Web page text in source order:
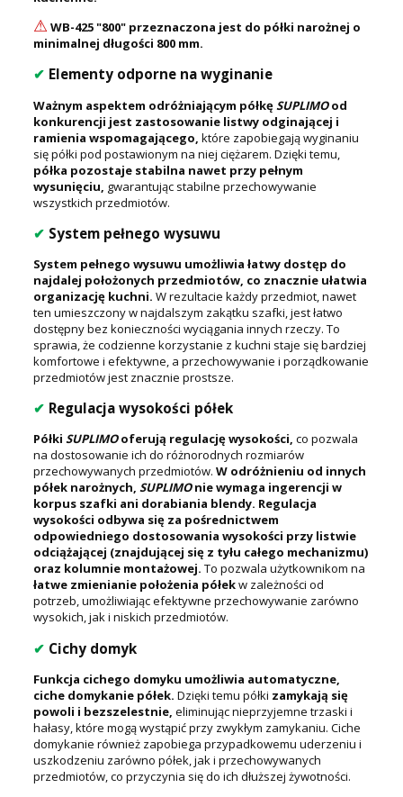
⚠ WB-425 "800" przeznaczona jest do półki narożnej o
minimalnej długości 800 mm.
✔ Elementy odporne na wyginanie
Ważnym aspektem odróżniającym półkęSUPLIMOod
konkurencji jest zastosowanie listwy odginającej i
ramienia wspomagającego, które zapobiegają wyginaniu
się półki pod postawionym na niej ciężarem. Dzięki temu,
półka pozostaje stabilna nawet przy pełnym
wysunięciu, gwarantując stabilne przechowywanie
wszystkich przedmiotów.
✔ System pełnego wysuwu
System pełnego wysuwu umożliwia łatwy dostęp do
najdalej położonych przedmiotów, co znacznie ułatwia
organizację kuchni. W rezultacie każdy przedmiot, nawet
ten umieszczony w najdalszym zakątku szafki, jest łatwo
dostępny bez konieczności wyciągania innych rzeczy. To
sprawia, że codzienne korzystanie z kuchni staje się bardziej
komfortowe i efektywne, a przechowywanie i porządkowanie
przedmiotów jest znacznie prostsze.
✔ Regulacja wysokości półek
Półki SUPLIMOoferują regulację wysokości, co pozwala
na dostosowanie ich do różnorodnych rozmiarów
przechowywanych przedmiotów. W odróżnieniu od innych
półek narożnych, SUPLIMOnie wymaga ingerencji w
korpus szafki ani dorabiania blendy. Regulacja
wysokości odbywa się za pośrednictwem
odpowiedniego dostosowania wysokości przy listwie
odciążającej (znajdującej się z tyłu całego mechanizmu)
oraz kolumnie montażowej. To pozwala użytkownikom na
łatwe zmienianie położenia półekw zależności od
potrzeb, umożliwiając efektywne przechowywanie zarówno
wysokich, jak i niskich przedmiotów.
✔ Cichy domyk
Funkcja cichego domyku umożliwia automatyczne,
ciche domykanie półek. Dzięki temu półki zamykają się
powoli i bezszelestnie, eliminując nieprzyjemne trzaski i
hałasy, które mogą wystąpić przy zwykłym zamykaniu. Ciche
domykanie również zapobiega przypadkowemu uderzeniu i
uszkodzeniu zarówno półek, jak i przechowywanych
przedmiotów, co przyczynia się do ich dłuższej żywotności.